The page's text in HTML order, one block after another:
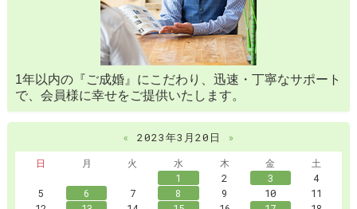
1年以内の『ご成婚』にこだわり、迅速・丁寧なサポート
で、会員様に幸せをご提供いたします。
« 2023年3月20日
»
日
月 火 水 木 金
土
1
2 3
4
5
6 7 8 9 10
11